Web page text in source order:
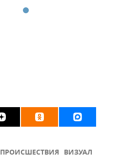
ПРОИСШЕСТВИЯ ВИЗУАЛ